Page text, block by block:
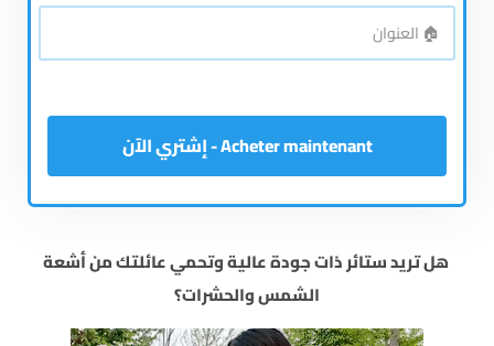
🏠
العنوان*
Acheter maintenant - إشتري الآن
هل تريد ستائر ذات جودة عالية وتحمي عائلتك من أشعة
الشمس والحشرات؟